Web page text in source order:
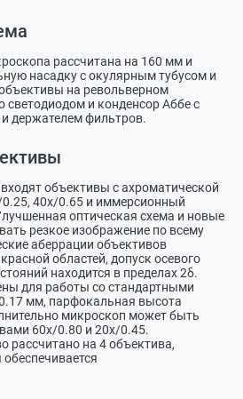
рассчитана на 160 мм и
насадку с окулярным тубусом и
на револьверном
светодиодом и конденсор Аббе с
держателем фильтров.
объективы с ахроматической
40x/0.65 и иммерсионный
оптическая схема и новые
резкое изображение по всему
аберрации объективов
областей, допуск осевого
находится в пределах 2δ.
для работы со стандартными
мм, парфокальная высота
микроскоп может быть
60х/0.80 и 20х/0.45.
рассчитано на 4 объектива,